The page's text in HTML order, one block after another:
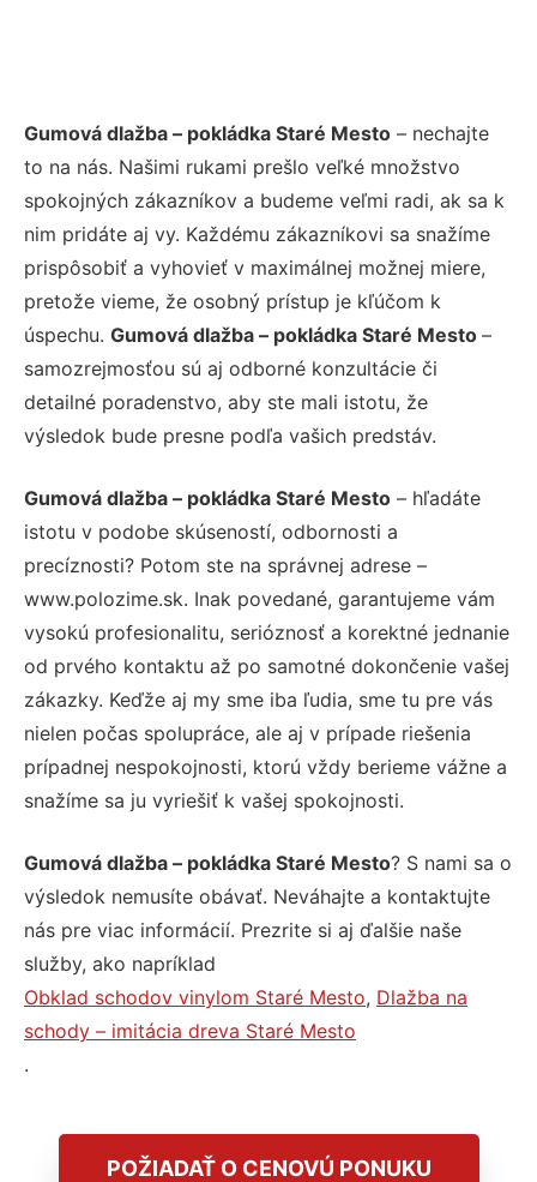
Gumová dlažba – pokládka Staré Mesto – nechajte
to na nás. Našimi rukami prešlo veľké množstvo
spokojných zákazníkov a budeme veľmi radi, ak sa k
nim pridáte aj vy. Každému zákazníkovi sa snažíme
prispôsobiť a vyhovieť v maximálnej možnej miere,
pretože vieme, že osobný prístup je kľúčom k
úspechu. Gumová dlažba – pokládka Staré Mesto –
samozrejmosťou sú aj odborné konzultácie či
detailné poradenstvo, aby ste mali istotu, že
výsledok bude presne podľa vašich predstáv.
Gumová dlažba – pokládka Staré Mesto – hľadáte
istotu v podobe skúseností, odbornosti a
precíznosti? Potom ste na správnej adrese –
www.polozime.sk. Inak povedané, garantujeme vám
vysokú profesionalitu, serióznosť a korektné jednanie
od prvého kontaktu až po samotné dokončenie vašej
zákazky. Keďže aj my sme iba ľudia, sme tu pre vás
nielen počas spolupráce, ale aj v prípade riešenia
prípadnej nespokojnosti, ktorú vždy berieme vážne a
snažíme sa ju vyriešiť k vašej spokojnosti.
Gumová dlažba – pokládka Staré Mesto? S nami sa o
výsledok nemusíte obávať. Neváhajte a kontaktujte
nás pre viac informácií. Prezrite si aj ďalšie naše
služby, ako napríklad
Obklad schodov vinylom Staré Mesto, Dlažba na
schody – imitácia dreva Staré Mesto
.
POŽIADAŤ O CENOVÚ PONUKU